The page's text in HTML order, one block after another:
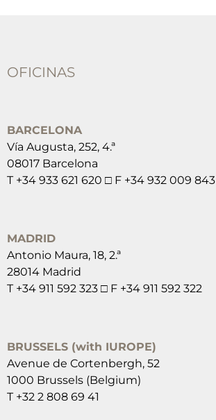
OFICINAS
BARCELONA
Vía Augusta, 252, 4.ª
08017 Barcelona
T +34 933 621 620 □ F +34 932 009 843
MADRID
Antonio Maura, 18, 2.ª
28014 Madrid
T +34 911 592 323 □ F +34 911 592 322
BRUSSELS (with IUROPE)
Avenue de Cortenbergh, 52
1000 Brussels (Belgium)
T +32 2 808 69 41